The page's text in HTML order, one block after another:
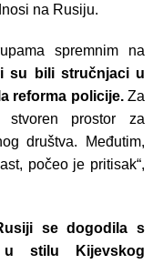
na Rusiju.
spremnim na
su bili stručnjaci u
reforma policije.Za
stvoren prostor za
društva. Međutim,
počeo je pritisak“,
se dogodila s
u stilu Kijevskog